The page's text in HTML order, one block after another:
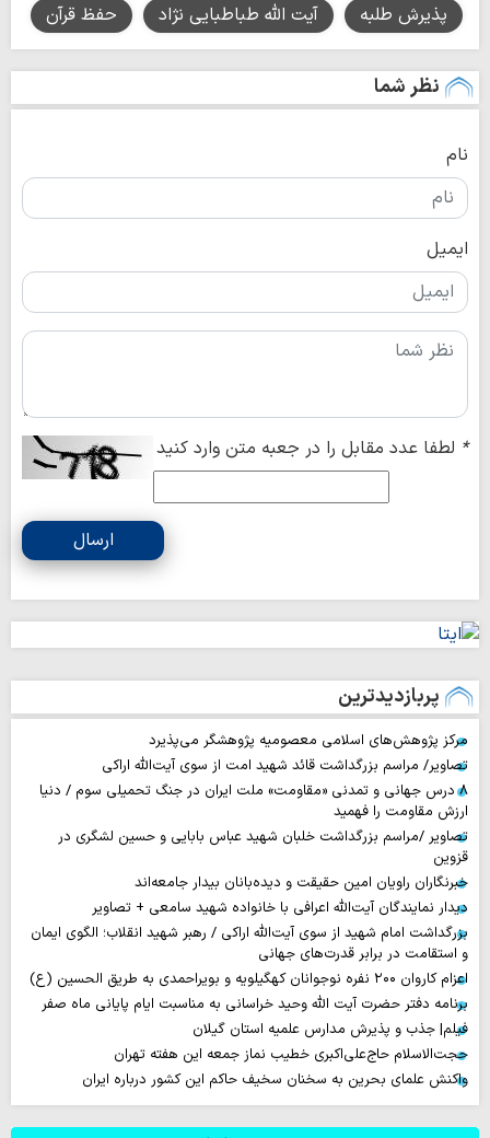
پذیرش طلبه آیت الله طباطبایی نژاد حفظ قرآن
نظر شما
نام
ایمیل
* لطفا عدد مقابل را در جعبه متن وارد کنید
ارسال
پربازدیدترین
مرکز پژوهش‌های اسلامی معصومیه پژوهشگر می‌پذیرد
تصاویر/ مراسم بزرگداشت قائد شهید امت از سوی آیت‌الله اراکی
۸ درس جهانی و تمدنی «مقاومت» ملت ایران در جنگ تحمیلی سوم / دنیا
ارزش مقاومت را فهمید
تصاویر /مراسم بزرگداشت خلبان شهید عباس بابایی و حسین لشگری در
قزوین
خبرنگاران راویان امین حقیقت و دیده‌بانان بیدار جامعه‌اند
دیدار نمایندگان آیت‌الله اعرافی با خانواده شهید سامعی + تصاویر
بزرگداشت امام شهید از سوی آیت‌الله اراکی / رهبر شهید انقلاب؛ الگوی ایمان
و استقامت در برابر قدرت‌های جهانی
اعزام کاروان ۲۰۰ نفره نوجوانان کهگیلویه و بویراحمدی به طریق الحسین (ع)
برنامه دفتر حضرت آیت الله وحید خراسانی به مناسبت ایام پایانی ماه صفر
فیلم| جذب و پذیرش مدارس علمیه استان گیلان
حجت‌الاسلام حاج‌علی‌اکبری خطیب نماز جمعه این هفته تهران
واکنش علمای بحرین به سخنان سخیف حاکم این کشور درباره ایران